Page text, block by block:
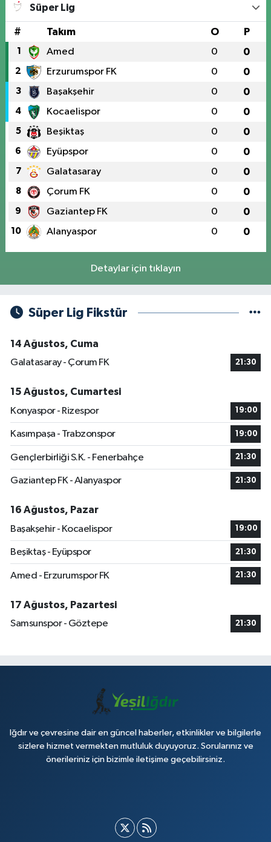
Süper Lig
# Takım O P
1 Amed 0 0
2 Erzurumspor FK 0 0
3 Başakşehir 0 0
4 Kocaelispor 0 0
5 Beşiktaş 0 0
6 Eyüpspor 0 0
7 Galatasaray 0 0
8 Çorum FK 0 0
9 Gaziantep FK 0 0
10 Alanyaspor 0 0
Detaylar için tıklayın
Süper Lig Fikstür
14 Ağustos, Cuma
Galatasaray - Çorum FK
21:30
15 Ağustos, Cumartesi
Konyaspor - Rizespor
19:00
Kasımpaşa - Trabzonspor 19:00
Gençlerbirliği S.K. - Fenerbahçe 21:30
Gaziantep FK - Alanyaspor 21:30
16 Ağustos, Pazar
Başakşehir - Kocaelispor
19:00
Beşiktaş - Eyüpspor 21:30
Amed - Erzurumspor FK 21:30
17 Ağustos, Pazartesi
Samsunspor - Göztepe
21:30
Iğdır ve çevresine dair en güncel haberler, etkinlikler ve bilgilerle
sizlere hizmet vermekten mutluluk duyuyoruz. Sorularınız ve
önerileriniz için bizimle iletişime geçebilirsiniz.